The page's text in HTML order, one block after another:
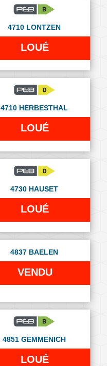
4710 LONTZEN
LOUÉ
4710 HERBESTHAL
LOUÉ
4730 HAUSET
LOUÉ
4837 BAELEN
VENDU
4851 GEMMENICH
LOUÉ